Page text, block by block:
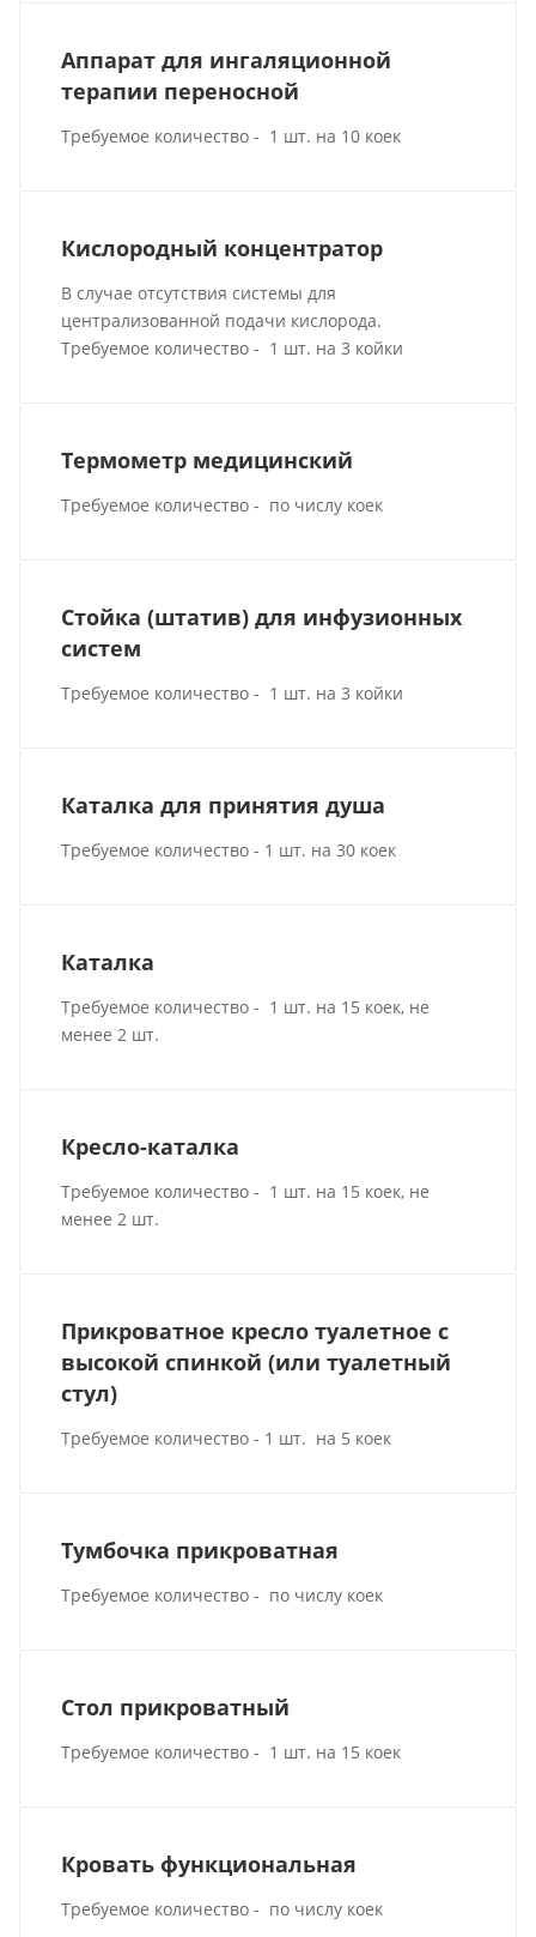
Аппарат для ингаляционной
терапии переносной
Требуемое количество - 1 шт. на 10 коек
Кислородный концентратор
В случае отсутствия системы для
централизованной подачи кислорода.
Требуемое количество - 1 шт. на 3 койки
Термометр медицинский
Требуемое количество - по числу коек
Стойка (штатив) для инфузионных
систем
Требуемое количество - 1 шт. на 3 койки
Каталка для принятия душа
Требуемое количество - 1 шт. на 30 коек
Каталка
Требуемое количество - 1 шт. на 15 коек, не
менее 2 шт.
Кресло-каталка
Требуемое количество - 1 шт. на 15 коек, не
менее 2 шт.
Прикроватное кресло туалетное с
высокой спинкой (или туалетный
стул)
Требуемое количество - 1 шт. на 5 коек
Тумбочка прикроватная
Требуемое количество - по числу коек
Стол прикроватный
Требуемое количество - 1 шт. на 15 коек
Кровать функциональная
Требуемое количество - по числу коек